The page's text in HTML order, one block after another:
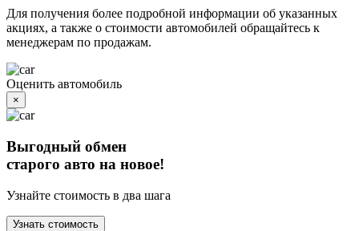
Для получения более подробной информации об указанных
акциях, а также о стоимости автомобилей обращайтесь к
менеджерам по продажам.
Оценить автомобиль
×
Выгодный обмен
старого авто на новое!
Узнайте стоимость в два шага
Узнать стоимость